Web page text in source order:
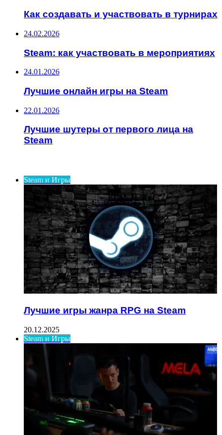
Как создавать и участвовать в турнирах
24.02.2026
Steam: как участвовать в мероприятиях
24.01.2026
Лучшие онлайн игры на Steam
22.01.2026
Лучшие шутеры от первого лица на
Steam
Steam и Игры
Лучшие игры жанра RPG на Steam
20.12.2025
Steam и Игры